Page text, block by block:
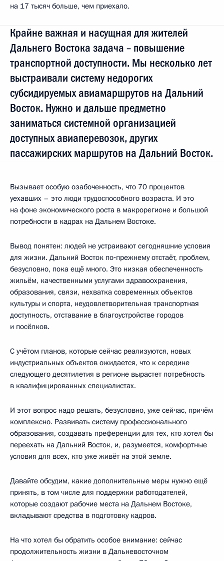
на 17 тысяч больше, чем приехало.
Крайне важная и насущная для жителей
Дальнего Востока задача – повышение
транспортной доступности. Мы несколько лет
выстраивали систему недорогих
субсидируемых авиамаршрутов на Дальний
Восток. Нужно и дальше предметно
заниматься системной организацией
доступных авиаперевозок, других
пассажирских маршрутов на Дальний Восток.
Вызывает особую озабоченность, что 70 процентов
уехавших – это люди трудоспособного возраста. И это
на фоне экономического роста в макрорегионе и большой
потребности в кадрах на Дальнем Востоке.
Вывод понятен: людей не устраивают сегодняшние условия
для жизни. Дальний Восток по‑прежнему отстаёт, проблем,
безусловно, пока ещё много. Это низкая обеспеченность
жильём, качественными услугами здравоохранения,
образования, связи, нехватка современных объектов
культуры и спорта, неудовлетворительная транспортная
доступность, отставание в благоустройстве городов
и посёлков.
С учётом планов, которые сейчас реализуются, новых
индустриальных объектов ожидается, что к середине
следующего десятилетия в регионе вырастет потребность
в квалифицированных специалистах.
И этот вопрос надо решать, безусловно, уже сейчас, причём
комплексно. Развивать систему профессионального
образования, создавать преференции для тех, кто хотел бы
переехать на Дальний Восток, и, разумеется, комфортные
условия для всех, кто уже живёт на этой земле.
Давайте обсудим, какие дополнительные меры нужно ещё
принять, в том числе для поддержки работодателей,
которые создают рабочие места на Дальнем Востоке,
вкладывают средства в подготовку кадров.
На что хотел бы обратить особое внимание: сейчас
продолжительность жизни в Дальневосточном